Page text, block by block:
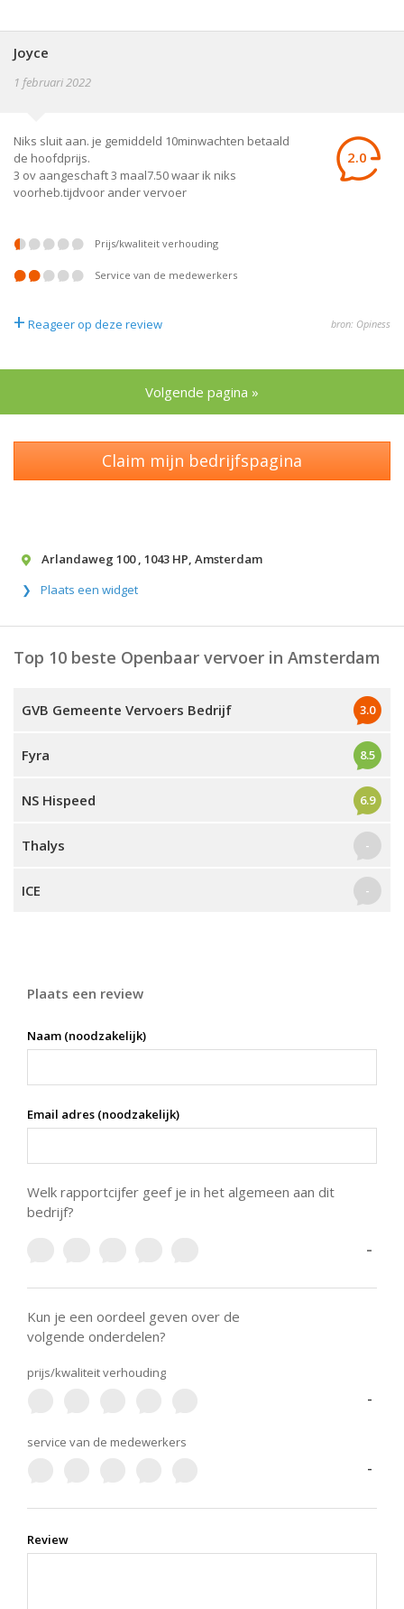
Joyce
1 februari 2022
Niks sluit aan. je gemiddeld 10minwachten betaald
de hoofdprijs.
3 ov aangeschaft 3 maal7.50 waar ik niks
voorheb.tijdvoor ander vervoer
2.0
prijs/kwaliteit verhouding
service van de medewerkers
+ Reageer op deze review bron: Opiness
Volgende pagina »
Claim mijn bedrijfspagina
Arlandaweg 100, 1043 HP, Amsterdam
Plaats een widget
Top 10 beste Openbaar vervoer in Amsterdam
GVB Gemeente Vervoers Bedrijf 3.0
Fyra 8.5
NS Hispeed 6.9
Thalys -
ICE -
Plaats een review
Naam (noodzakelijk)
Email adres (noodzakelijk)
Welk rapportcijfer geef je in het algemeen aan dit
bedrijf?
-
Kun je een oordeel geven over de
volgende onderdelen?
prijs/kwaliteit verhouding
-
service van de medewerkers
-
Review